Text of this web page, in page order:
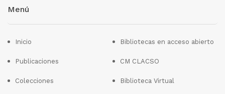
Menú
Inicio
Publicaciones
Colecciones
Bibliotecas en acceso abierto
CM CLACSO
Biblioteca Virtual